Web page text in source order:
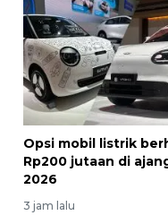
Opsi mobil listrik
Rp200 jutaan di
2026
3 jam lalu